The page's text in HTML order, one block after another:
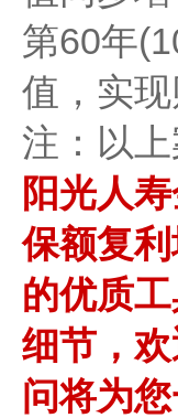
第60年
值，实现
注：以
阳光人
保额复
的优质
细节，
问将为